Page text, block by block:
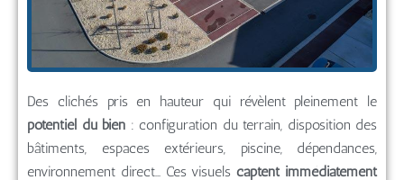
Des clichés pris en hauteur qui révèlent pleinement le
potentiel du bien : configuration du terrain, disposition des
bâtiments, espaces extérieurs, piscine, dépendances,
environnement direct… Ces visuelscaptent immédiatement